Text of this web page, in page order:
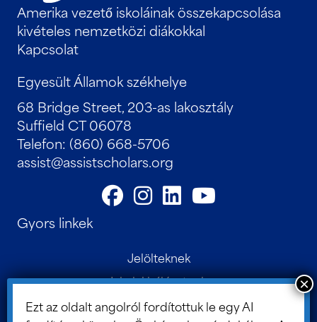
Amerika vezető iskoláinak összekapcsolása
kivételes nemzetközi diákokkal
Kapcsolat
Egyesült Államok székhelye
68 Bridge Street, 203-as lakosztály
Suffield CT 06078
Telefon: (860) 668-5706
assist@assistscholars.org
Gyors linkek
Jelölteknek
Iskolai hálózatunk
Kapcsolat
Ezt az oldalt angolról fordítottuk le egy AI